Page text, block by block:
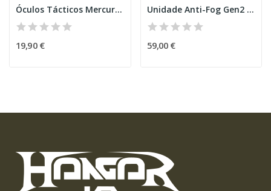
Óculos Tácticos Mercuro CSP Cinza/Preto [BOLLÉ]
19,90 €
Unidade Anti-Fog Gen2 [Novritsch]
59,00 €